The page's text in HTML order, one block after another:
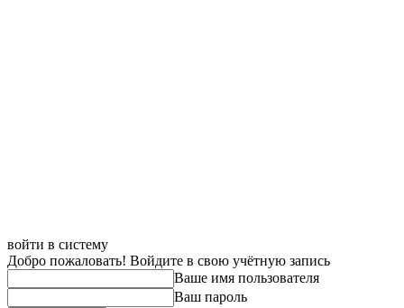
войти в систему
Добро пожаловать! Войдите в свою учётную запись
Ваше имя пользователя
Ваш пароль